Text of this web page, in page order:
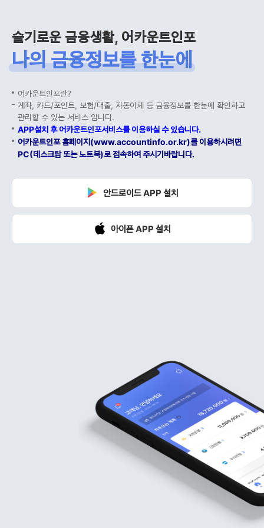
슬기로운 금융생활, 어카운트인포
나의 금융정보를 한눈에
어카운트인포란?
계좌, 카드/포인트, 보험/대출, 자동이체 등 금융정보를 한눈에 확인하고
관리할 수 있는 서비스 입니다.
APP설치 후 어카운트인포서비스를 이용하실 수 있습니다.
어카운트인포 홈페이지(www.accountinfo.or.kr)를 이용하시려면
PC(데스크탑 또는 노트북)로 접속하여 주시기바랍니다.
안드로이드 APP 설치
아이폰 APP 설치